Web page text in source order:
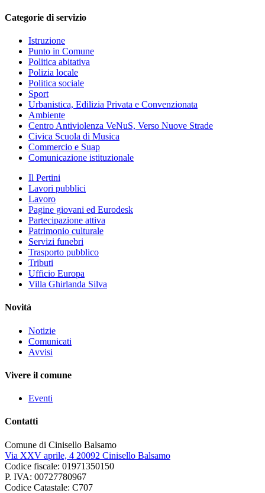
Categorie di servizio
Istruzione
Punto in Comune
Politica abitativa
Polizia locale
Politica sociale
Sport
Urbanistica, Edilizia Privata e Convenzionata
Ambiente
Centro Antiviolenza VeNuS, Verso Nuove Strade
Civica Scuola di Musica
Commercio e Suap
Comunicazione istituzionale
Il Pertini
Lavori pubblici
Lavoro
Pagine giovani ed Eurodesk
Partecipazione attiva
Patrimonio culturale
Servizi funebri
Trasporto pubblico
Tributi
Ufficio Europa
Villa Ghirlanda Silva
Novità
Notizie
Comunicati
Avvisi
Vivere il comune
Eventi
Contatti
Comune di Cinisello Balsamo
Via XXV aprile, 4 20092 Cinisello Balsamo
Codice fiscale: 01971350150
P. IVA: 00727780967
Codice Catastale: C707